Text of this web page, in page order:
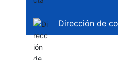
Dirección de